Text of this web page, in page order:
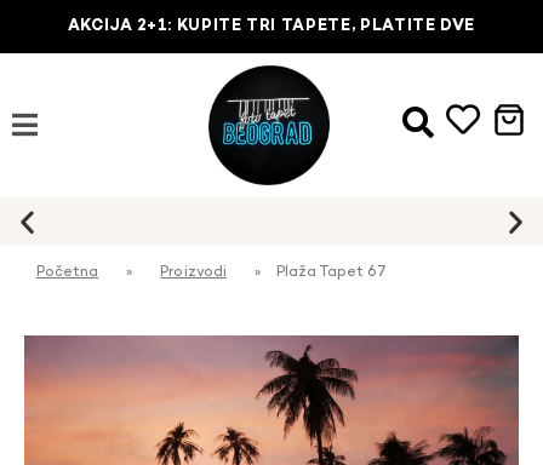
AKCIJA 2+1: KUPITE TRI TAPETE, PLATITE DVE
Početna » Proizvodi » Plaža Tapet 67